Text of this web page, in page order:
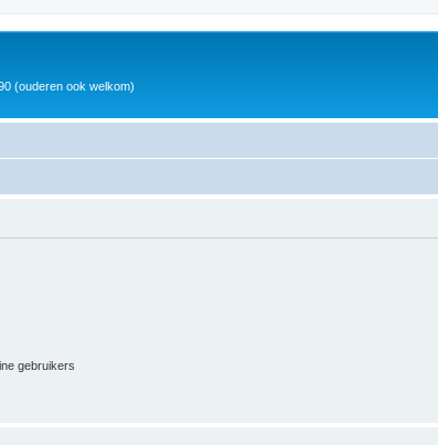
(ouderen ook welkom)
gebruikers